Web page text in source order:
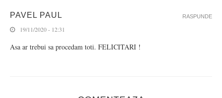
PAVEL PAUL
19/11/2020 - 12:31
Asa ar trebui sa procedam toti. FELICITARI !
RASPUNDE